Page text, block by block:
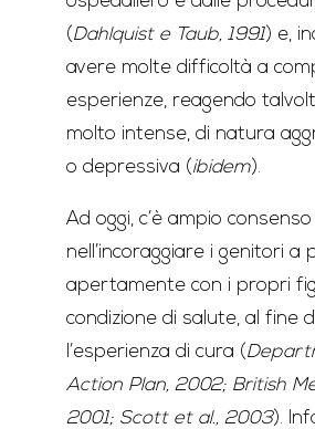
(Dahlquist e Taub, 1991) e,
avere molte difficoltà a
esperienze, reagendo
molto intense, di natura
o depressiva (ibidem).
Ad oggi, c’è ampio
nell’incoraggiare i genitori a
apertamente con i propri
condizione di salute, al fine
l’esperienza di cura (
Action Plan, 2002; British
2001; Scott et al., 2003).